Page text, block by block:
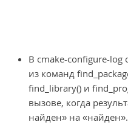
В cmake-configure-
из команд
find_library() и
вызове, когда
найден» на «найден».